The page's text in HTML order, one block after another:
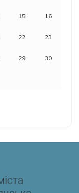
15 16
22 23
29 30